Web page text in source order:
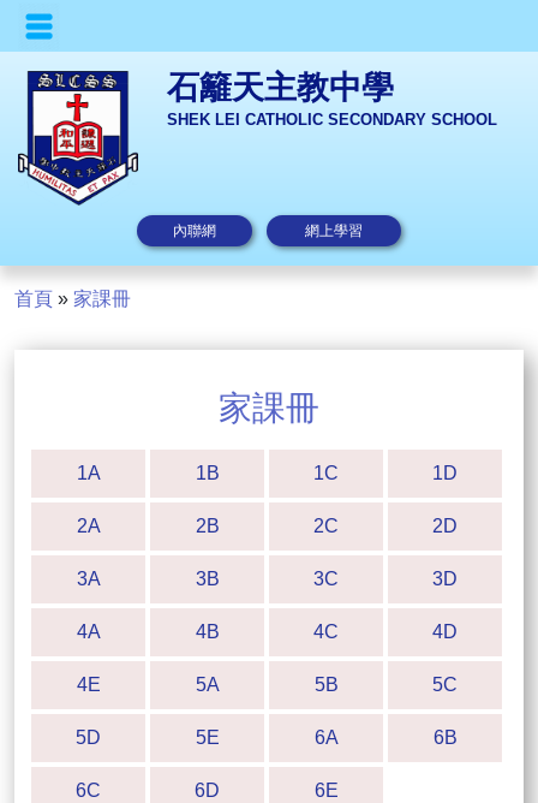
石籬天主教中學
SHEK LEI CATHOLIC SECONDARY SCHOOL
內聯網 網上學習
首頁 » 家課冊
家課冊
1A 1B 1C 1D
2A 2B 2C 2D
3A 3B 3C 3D
4A 4B 4C 4D
4E 5A 5B 5C
5D 5E 6A 6B
6C 6D 6E